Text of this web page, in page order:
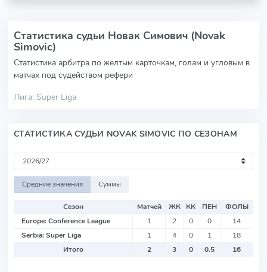
Статистика судьи Новак Симович (Novak
Simovic)
Статистика арбитра по желтым карточкам, голам и угловым в
матчах под судейством рефери
Лига: Super Liga
СТАТИСТИКА СУДЬИ NOVAK SIMOVIC ПО СЕЗОНАМ
Средние значения Суммы
Сезон Матчей ЖК КК ПЕН
ФОЛЫ
Europe: Conference League
1 2 0 0
14
Serbia: Super Liga
1 4 0 1
18
Итого
2 3 0 0.5 16